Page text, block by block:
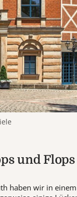
und
haben wir in